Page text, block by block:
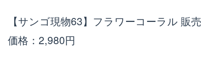
【サンゴ現物63】フラワーコーラル 販売
価格：2,980円